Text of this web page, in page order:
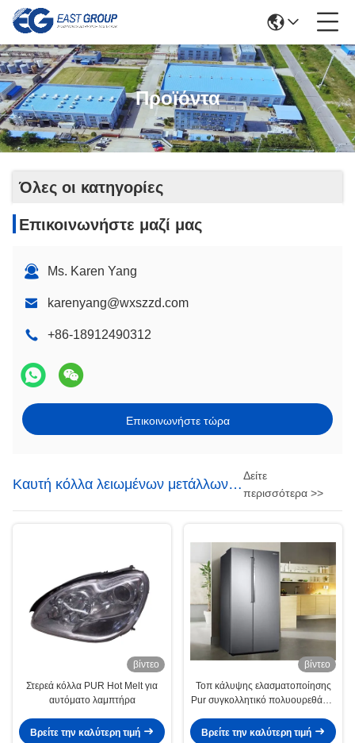
Προϊόντα
Όλες οι κατηγορίες
Επικοινωνήστε μαζί μας
Ms. Karen Yang
karenyang@wxszzd.com
+86-18912490312
Επικοινωνήστε τώρα
Καυτή κόλλα λειωμένων μετάλλων
PUR
Δείτε
περισσότερα >>
βίντεο
Στερεά κόλλα PUR Hot Melt για
αυτόματο λαμπτήρα
Βρείτε την καλύτερη τιμή
βίντεο
Τοπ κάλυψης ελασματοποίησης
Pur συγκολλητικό πολυουρεθάνιο
καυτό για την οικογένεια
Βρείτε την καλύτερη τιμή